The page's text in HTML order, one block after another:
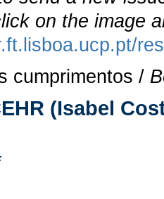
on the image
cumprimentos /
(Isabel